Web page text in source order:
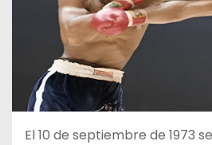
El 10 de septiembre de 1973